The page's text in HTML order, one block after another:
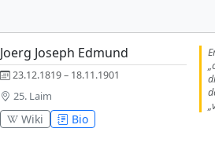
Joerg Joseph Edmund
23.12.1819 – 18.11.1901
25. Laim
Wiki Bio